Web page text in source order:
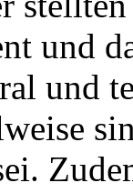
und
und